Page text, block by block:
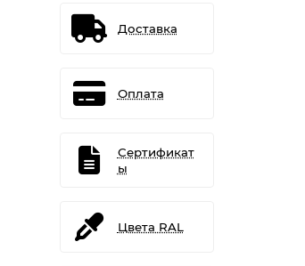
Доставка
Оплата
Сертификат
ы
Цвета RAL